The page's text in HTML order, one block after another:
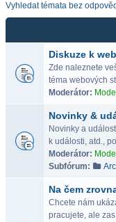
Vyhledat témata bez
Diskuze k
Zde naleznete
téma webových
Moderátor:
Novinky &
Novinky a
k události, atd.,
Moderátor:
Subfórum:
Na čem
Chcete nám
pracujete, ale